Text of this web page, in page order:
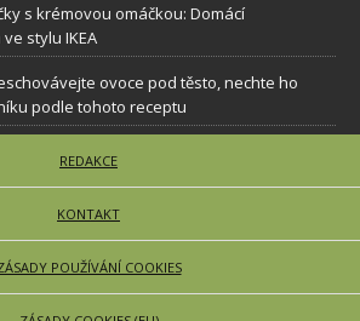
s krémovou omáčkou: Domácí
stylu IKEA
ovoce pod těsto, nechte ho
podle tohoto receptu
REDAKCE
KONTAKT
POUŽÍVÁNÍ COOKIES